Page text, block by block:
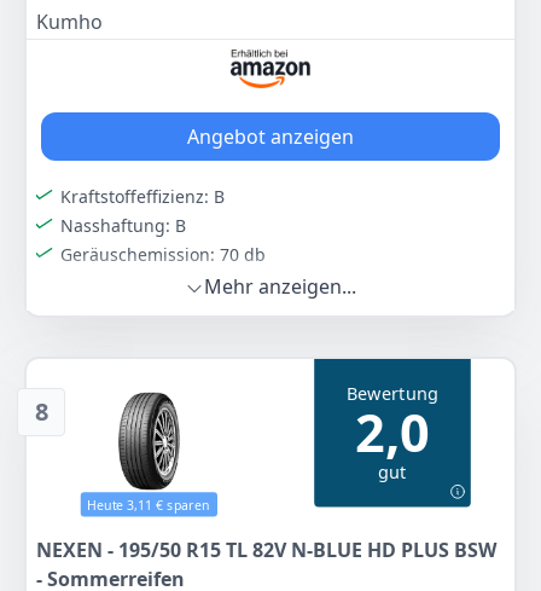
Zum Angebot
Kumho
Angebot anzeigen
Kraftstoffeffizienz: B
Nasshaftung: B
Geräuschemission: 70 db
Hersteller
Schwarz Kumho 6,75 kg
Mehr anzeigen...
8
Heute 3,11 € sparen
Bewertung
2,0
gut
NEXEN - 195/50 R15 TL 82V N-BLUE HD PLUS BSW
- Sommerreifen